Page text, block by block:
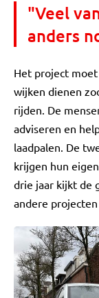
"Veel
anders
Het project
wijken dienen
rijden. De
adviseren en
laadpalen. De
krijgen hun
drie jaar kijkt de
andere projecten